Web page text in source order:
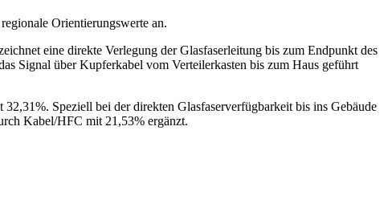
Orientierungswerte an.
eine direkte Verlegung der Glasfaserleitung bis zum Endpunkt des
Signal über Kupferkabel vom Verteilerkasten bis zum Haus geführt
32,31%. Speziell bei der direkten Glasfaserverfügbarkeit bis ins Gebäude
Kabel/HFC mit 21,53% ergänzt.